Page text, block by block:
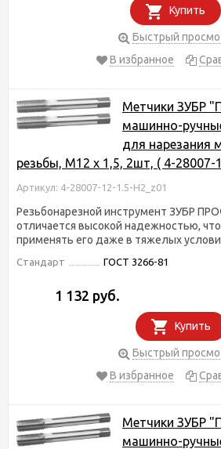
Купить
Быстрый
В избранное
Метчики ЗУБР
машинно-
для нарезания
резьбы, М12 x 1,5, 2шт, ( 4-28007-
Артикул: 4-28007-12-1.5-H2_z01
Резьбонарезной инструмент ЗУБР
отличается высокой надежностью,
применять его даже в тяжелых
Стандарт ГОСТ 3266-81
1 132 руб.
Купить
Быстрый
В избранное
Метчики ЗУБР
машинно-